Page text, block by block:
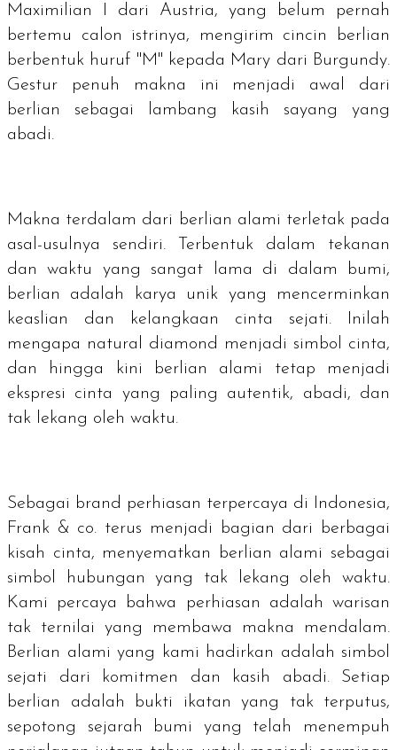
Maximilian I dari Austria, yang belum pernah
bertemu calon istrinya, mengirim cincin berlian
berbentuk huruf "M" kepada Mary dari Burgundy.
Gestur penuh makna ini menjadi awal dari
berlian sebagai lambang kasih sayang yang
abadi.
Makna terdalam dari berlian alami terletak pada
asal-usulnya sendiri. Terbentuk dalam tekanan
dan waktu yang sangat lama di dalam bumi,
berlian adalah karya unik yang mencerminkan
keaslian dan kelangkaan cinta sejati. Inilah
mengapa natural diamond menjadi simbol cinta,
dan hingga kini berlian alami tetap menjadi
ekspresi cinta yang paling autentik, abadi, dan
tak lekang oleh waktu.
Sebagai brand perhiasan terpercaya di Indonesia,
Frank & co. terus menjadi bagian dari berbagai
kisah cinta, menyematkan berlian alami sebagai
simbol hubungan yang tak lekang oleh waktu.
Kami percaya bahwa perhiasan adalah warisan
tak ternilai yang membawa makna mendalam.
Berlian alami yang kami hadirkan adalah simbol
sejati dari komitmen dan kasih abadi. Setiap
berlian adalah bukti ikatan yang tak terputus,
sepotong sejarah bumi yang telah menempuh